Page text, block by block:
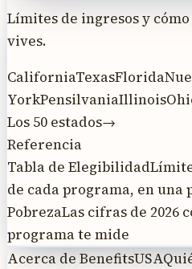
Límites de ingresos y
vives.
CaliforniaTexasFlorida
YorkPensilvaniaIllinois
Los 50 estados→
Referencia
Tabla de Elegibilidad
de cada programa, en una
PobrezaLas cifras de 2026
programa te mide
Acerca de BenefitsUSA